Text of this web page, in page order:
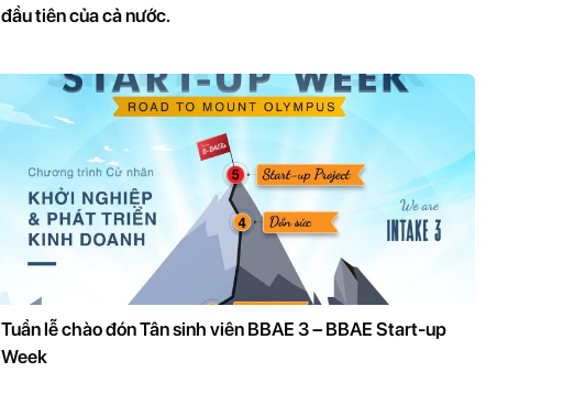
đầu tiên của cả nước.
Tuần lễ chào đón Tân sinh viên BBAE 3 – BBAE Start-up
Week